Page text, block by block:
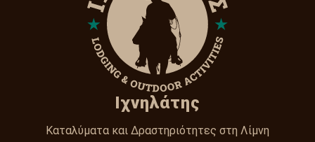
Ιχνηλάτης
Καταλύματα και Δραστηριότητες στη Λίμνη